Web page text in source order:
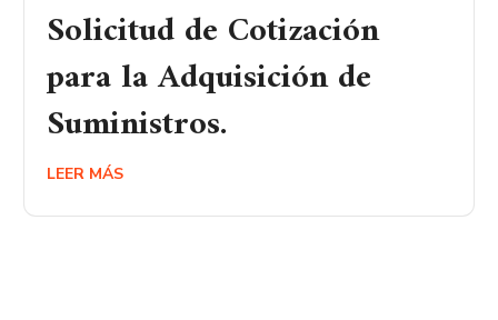
Solicitud de Cotización
para la Adquisición de
Suministros.
LEER MÁS